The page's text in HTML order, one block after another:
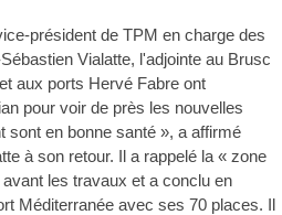
président de TPM en charge des
Vialatte, l'adjointe au Brusc
aux ports Hervé Fabre ont
pour voir de près les nouvelles
sont en bonne santé », a affirmé
à son retour. Il a rappelé la « zone
les travaux et a conclu en
Méditerranée avec ses 70 places. Il